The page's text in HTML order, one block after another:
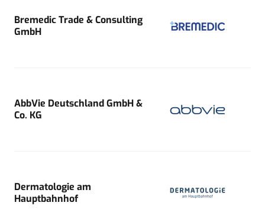
Bremedic Trade & Consulting
GmbH
AbbVie Deutschland GmbH &
Co. KG
Dermatologie am
Hauptbahnhof